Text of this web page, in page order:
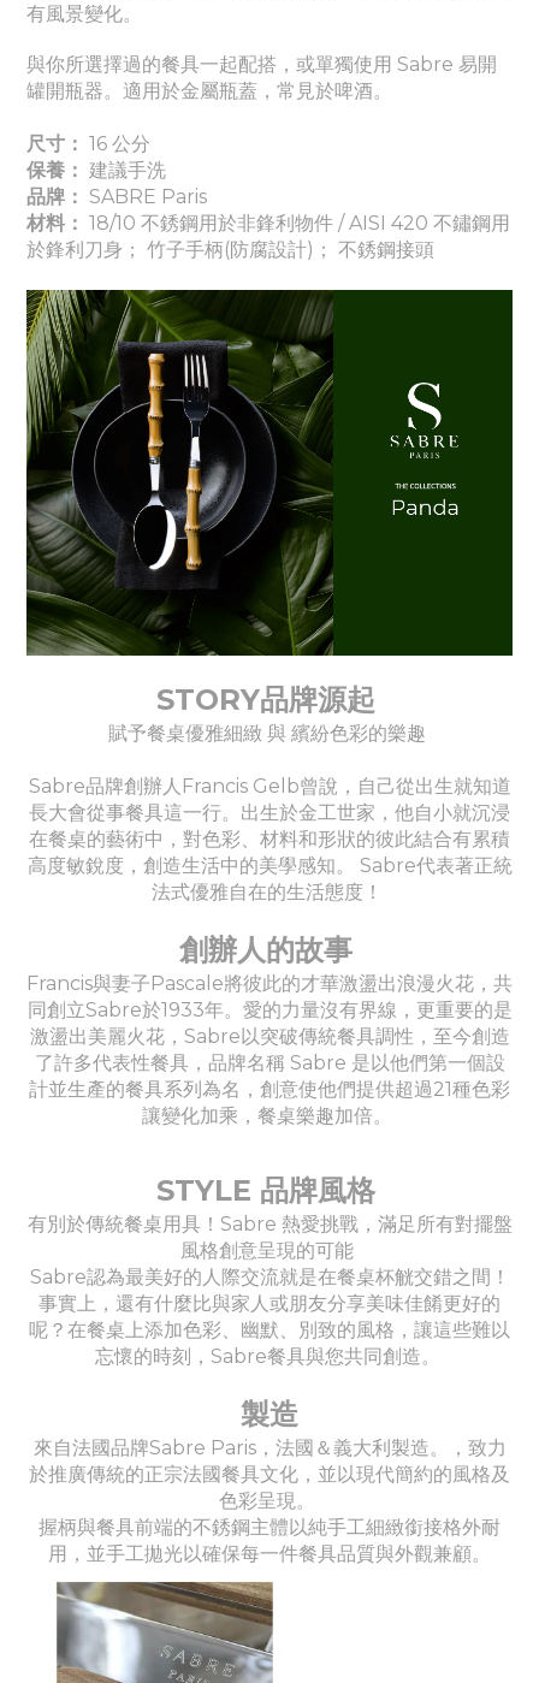
有風景變化。
與你所選擇過的餐具一起配搭，或單獨使用 Sabre 易開
罐開瓶器。適用於金屬瓶蓋，常見於啤酒。
尺寸： 16 公分
保養： 建議手洗
品牌： SABRE Paris
材料： 18/10 不銹鋼用於非鋒利物件 / AISI 420 不鏽鋼用
於鋒利刀身； 竹子手柄(防腐設計)； 不銹鋼接頭
STORY品牌源起
賦予餐桌優雅細緻 與 繽紛色彩的樂趣
Sabre品牌創辦人Francis Gelb曾說，自己從出生就知道
長大會從事餐具這一行。出生於金工世家，他自小就沉浸
在餐桌的藝術中，對色彩、材料和形狀的彼此結合有累積
高度敏銳度，創造生活中的美學感知。 Sabre代表著正統
法式優雅自在的生活態度！
創辦人的故事
Francis與妻子Pascale將彼此的才華激盪出浪漫火花，共
同創立Sabre於1933年。愛的力量沒有界線，更重要的是
激盪出美麗火花，Sabre以突破傳統餐具調性，至今創造
了許多代表性餐具，品牌名稱 Sabre 是以他們第一個設
計並生產的餐具系列為名，創意使他們提供超過21種色彩
讓變化加乘，餐桌樂趣加倍。
STYLE 品牌風格
有別於傳統餐桌用具！Sabre 熱愛挑戰，滿足所有對擺盤
風格創意呈現的可能
Sabre認為最美好的人際交流就是在餐桌杯觥交錯之間！
事實上，還有什麼比與家人或朋友分享美味佳餚更好的
呢？在餐桌上添加色彩、幽默、別致的風格，讓這些難以
忘懷的時刻，Sabre餐具與您共同創造。
製造
來自法國品牌Sabre Paris，法國＆義大利製造。，致力
於推廣傳統的正宗法國餐具文化，並以現代簡約的風格及
色彩呈現。
握柄與餐具前端的不銹鋼主體以純手工細緻銜接格外耐
用，並手工拋光以確保每一件餐具品質與外觀兼顧。